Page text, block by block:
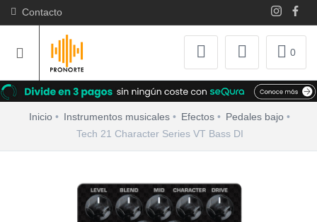
Contacto
0
Inicio Instrumentos musicales Efectos
Pedales bajo
Tech 21 Character Series VT Bass DI